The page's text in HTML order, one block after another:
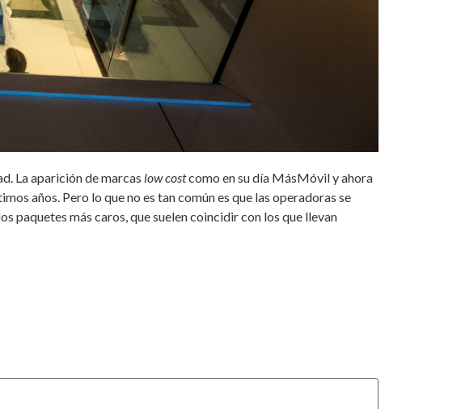
La aparición de marcas low costcomo en su día MásMóvil y ahora
años. Pero lo que no es tan común es que las operadoras se
paquetes más caros, que suelen coincidir con los que llevan